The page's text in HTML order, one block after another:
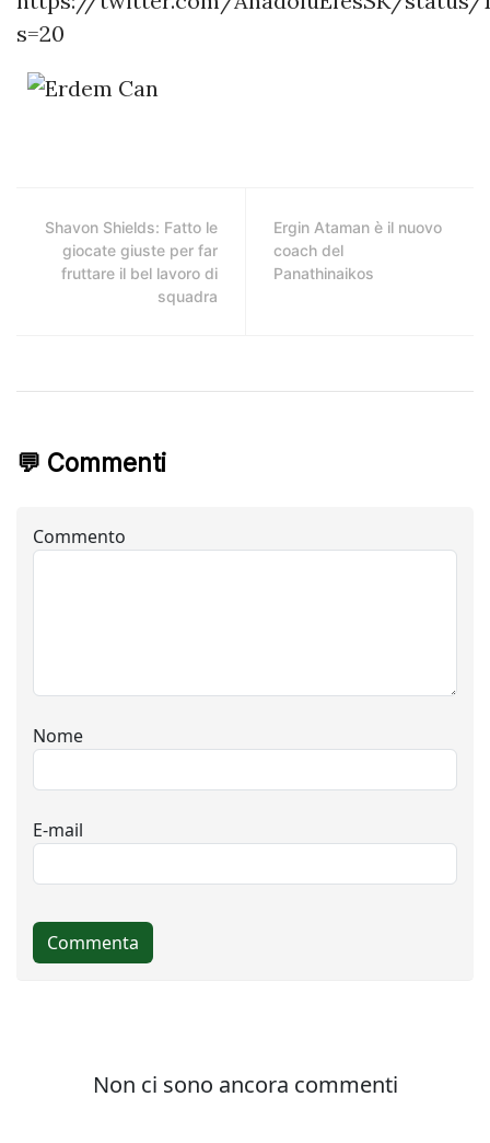
s=20
Shavon Shields: Fatto le
giocate giuste per far
fruttare il bel lavoro di
squadra
Ergin Ataman è il nuovo
coach del
Panathinaikos
💬 Commenti